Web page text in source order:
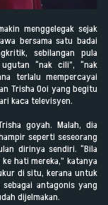
menggelegak sejak
bersama satu badai
sebilangan pula
“nak cili”, “nak
terlalu mempercayai
Trisha Ooi yang begitu
kaca televisyen.
goyah. Malah, dia
seperti seseorang
dirinya sendiri. “Bila
hati mereka,” katanya
di situ, kerana untuk
antagonis yang
dijelmakan.